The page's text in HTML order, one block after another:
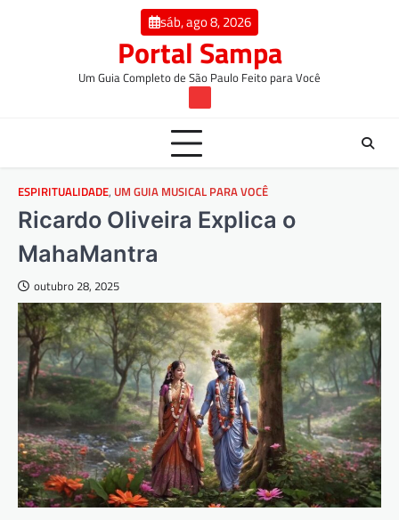
sáb, ago 8, 2026
Portal Sampa
Um Guia Completo de São Paulo Feito para Você
TW
ESPIRITUALIDADE, UM GUIA MUSICAL PARA VOCÊ
Ricardo Oliveira Explica o
MahaMantra
outubro 28, 2025